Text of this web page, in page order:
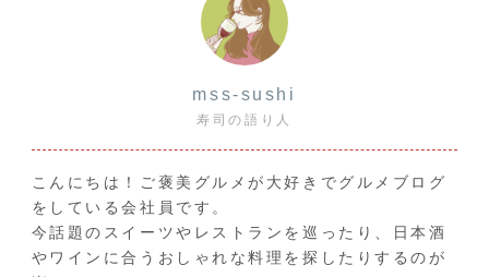
mss-sushi
寿司の語り人
こんにちは！ご褒美グルメが大好きでグルメブログ
をしている会社員です。
今話題のスイーツやレストランを巡ったり、日本酒
やワインに合うおしゃれな料理を探したりするのが